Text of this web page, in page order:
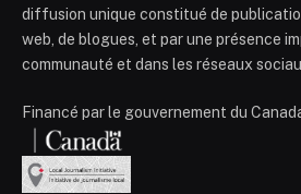
diffusion unique constitué de
web, de blogues, et par une présence
communauté et dans les réseaux
Financé par le gouvernement du